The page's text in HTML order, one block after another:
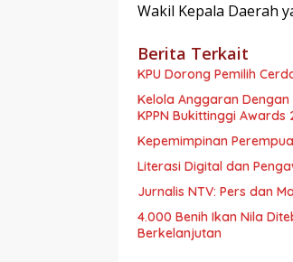
Wakil Kepala Daerah
Berita Terkait
KPU Dorong Pemilih
Kelola Anggaran
KPPN Bukittinggi Awards
Kepemimpinan
Literasi Digital dan
Jurnalis NTV: Pers dan
4.000 Benih Ikan Nila
Berkelanjutan